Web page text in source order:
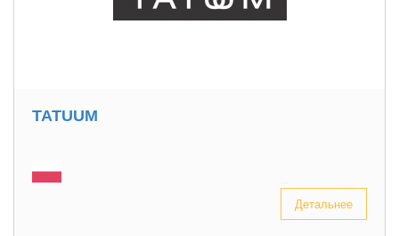
TATUUM
Детальнее